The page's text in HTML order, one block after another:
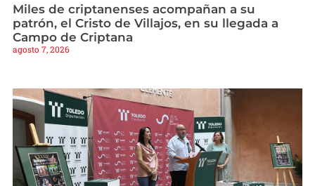
Miles de criptanenses acompañan a su
patrón, el Cristo de Villajos, en su llegada a
Campo de Criptana
agosto 7, 2026